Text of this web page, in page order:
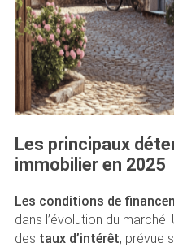
Les principaux
immobilier en 2025
Les conditions de
dans l’évolution du
des taux d’intérêt, prévue